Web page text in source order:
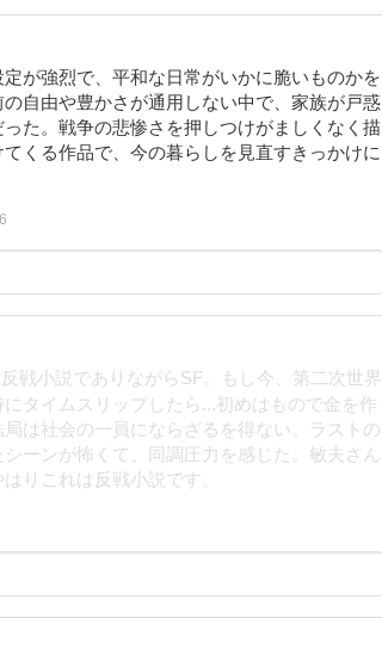
が強烈で、平和な日常がいかに脆いものかを
自由や豊かさが通用しない中で、家族が戸惑
た。戦争の悲惨さを押しつけがましくなく描
くる作品で、今の暮らしを見直すきっかけに
戦小説でありながらSF。もし今、第二次世界
タイムスリップしたら...初めはもので金を作
は社会の一員にならざるを得ない。ラストの
ーンが怖くて、同調圧力を感じた。敏夫さん
りこれは反戦小説です。